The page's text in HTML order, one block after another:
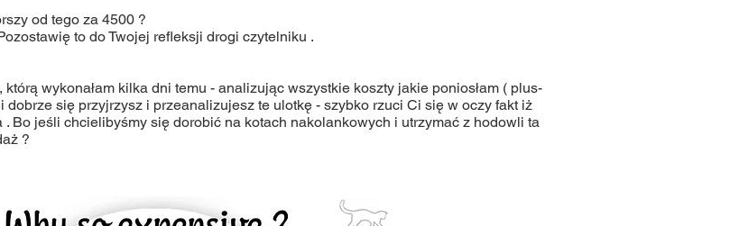
od tego za 4500 ?
to do Twojej refleksji drogi czytelniku .
wykonałam kilka dni temu - analizując wszystkie koszty jakie poniosłam ( plus-
się przyjrzysz i przeanalizujesz te ulotkę - szybko rzuci Ci się w oczy fakt iż
Bo jeśli chcielibyśmy się dorobić na kotach nakolankowych i utrzymać z hodowli ta
?